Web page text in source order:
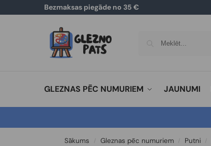
Bezmaksas piegāde no 35 €
GLEZNAS PĒC NUMURIEM JAUNUMI
Sākums / Gleznas pēc numuriem / Putni /